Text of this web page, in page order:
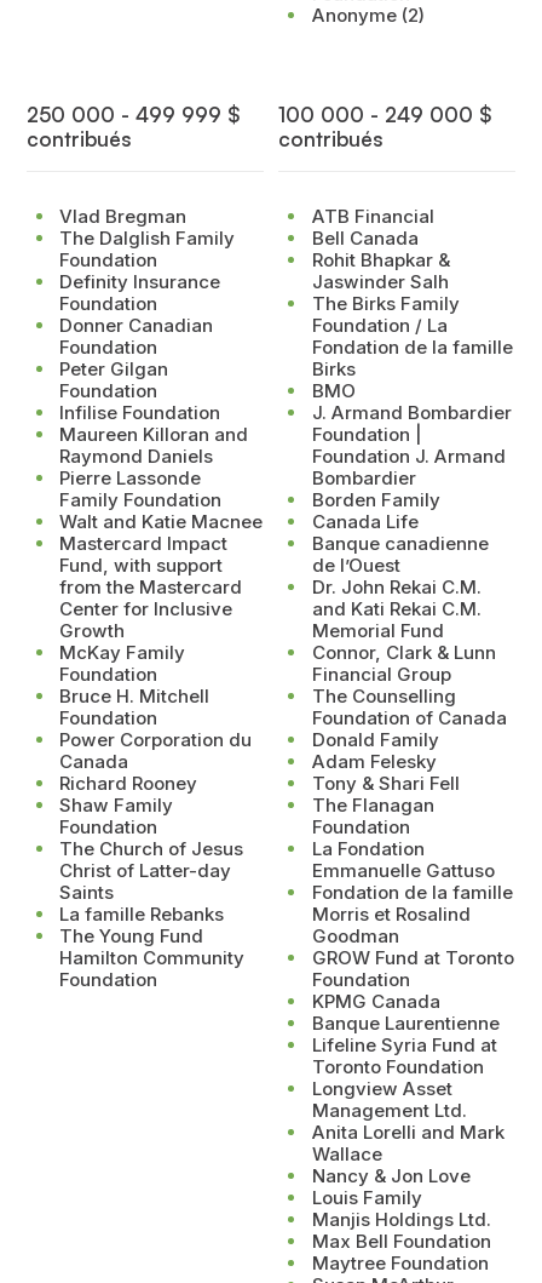
Anonyme (2)
250 000 - 499 999 $
contribués
Vlad Bregman
The Dalglish Family
Foundation
Definity Insurance
Foundation
Donner Canadian
Foundation
Peter Gilgan
Foundation
Infilise Foundation
Maureen Killoran and
Raymond Daniels
Pierre Lassonde
Family Foundation
Walt and Katie Macnee
Mastercard Impact
Fund, with support
from the Mastercard
Center for Inclusive
Growth
McKay Family
Foundation
Bruce H. Mitchell
Foundation
Power Corporation du
Canada
Richard Rooney
Shaw Family
Foundation
The Church of Jesus
Christ of Latter-day
Saints
La famille Rebanks
The Young Fund
Hamilton Community
Foundation
100 000 - 249 000 $
contribués
ATB Financial
Bell Canada
Rohit Bhapkar &
Jaswinder Salh
The Birks Family
Foundation / La
Fondation de la famille
Birks
BMO
J. Armand Bombardier
Foundation |
Foundation J. Armand
Bombardier
Borden Family
Canada Life
Banque canadienne
de l’Ouest
Dr. John Rekai C.M.
and Kati Rekai C.M.
Memorial Fund
Connor, Clark & Lunn
Financial Group
The Counselling
Foundation of Canada
Donald Family
Adam Felesky
Tony & Shari Fell
The Flanagan
Foundation
La Fondation
Emmanuelle Gattuso
Fondation de la famille
Morris et Rosalind
Goodman
GROW Fund at Toronto
Foundation
KPMG Canada
Banque Laurentienne
Lifeline Syria Fund at
Toronto Foundation
Longview Asset
Management Ltd.
Anita Lorelli and Mark
Wallace
Nancy & Jon Love
Louis Family
Manjis Holdings Ltd.
Max Bell Foundation
Maytree Foundation